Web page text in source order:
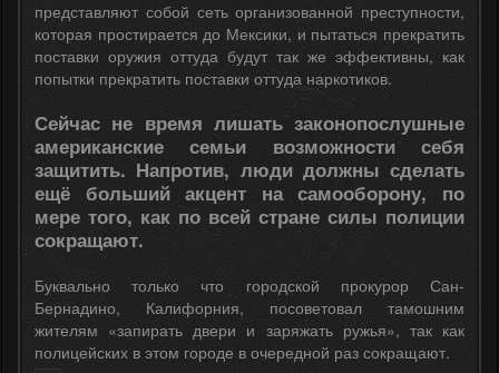
представляют собой сеть организованной преступности,
которая простирается до Мексики, и пытаться прекратить
поставки оружия оттуда будут так же эффективны, как
попытки прекратить поставки оттуда наркотиков.
Сейчас не время лишать законопослушные
американские семьи возможности себя
защитить. Напротив, люди должны сделать
ещё больший акцент на самооборону, по
мере того, как по всей стране силы полиции
сокращают.
Буквально только что городской прокурор Сан-
Бернадино, Калифорния, посоветовал тамошним
жителям «запирать двери и заряжать ружья», так как
полицейских в этом городе в очередной раз сокращают.